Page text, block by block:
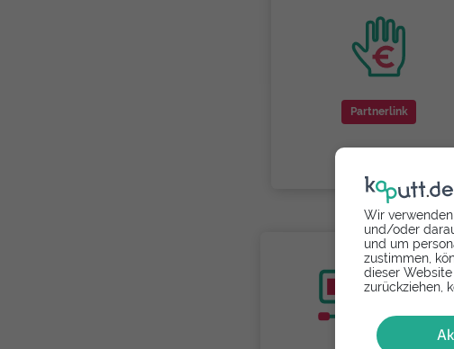
Wir
und/oder
und um
zustimmen,
dieser
zurückziehen,
Partnerlink